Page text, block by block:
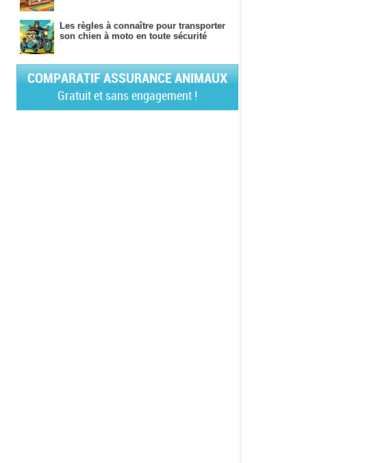
Les règles à connaître pour transporter
son chien à moto en toute sécurité
COMPARATIF ASSURANCE ANIMAUX
Gratuit et sans engagement !